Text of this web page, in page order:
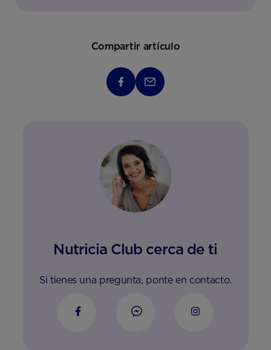
Compartir artículo
Nutricia Club cerca de ti
Si tienes una pregunta, ponte en contacto.